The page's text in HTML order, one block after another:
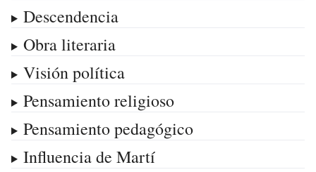
Descendencia
Obra literaria
Visión política
Pensamiento religioso
Pensamiento pedagógico
Influencia de Martí